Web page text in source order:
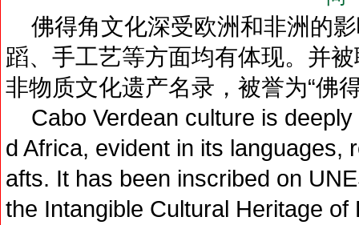
佛得角文化深受欧洲和非洲的
蹈、手工艺等方面均有体现。并
非物质文化遗产名录，被誉为“佛
Cabo Verdean culture is
d Africa, evident in its languages,
afts. It has been inscribed on
the Intangible Cultural Heritage